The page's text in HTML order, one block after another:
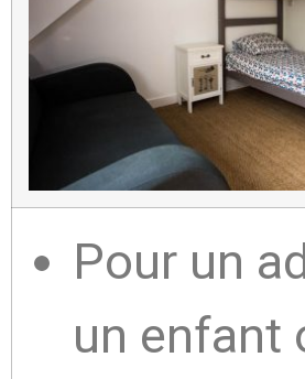
Pour un
un enfant